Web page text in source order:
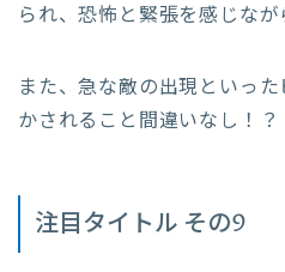
られ、恐怖と緊張を感じなが
また、急な敵の出現といっ
かされること間違いなし！？
注目タイトル その9